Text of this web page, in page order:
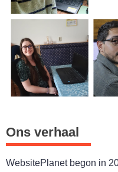
Ons verhaal
WebsitePlanet begon in